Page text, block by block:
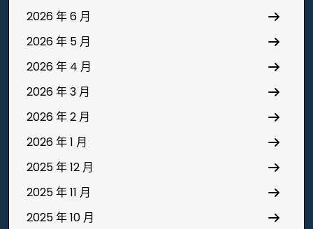
2026 年 6 月
2026 年 5 月
2026 年 4 月
2026 年 3 月
2026 年 2 月
2026 年 1 月
2025 年 12 月
2025 年 11 月
2025 年 10 月